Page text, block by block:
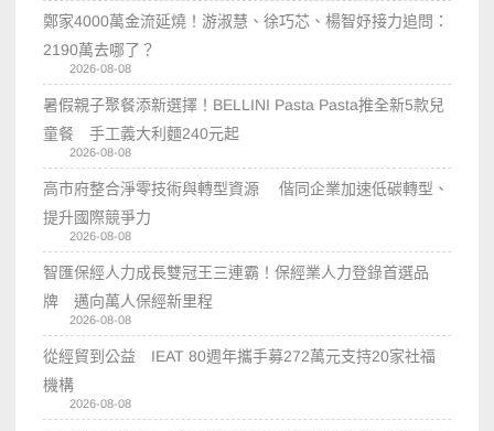
鄭家4000萬金流延燒！游淑慧、徐巧芯、楊智妤接力追問：
2190萬去哪了？
2026-08-08
暑假親子聚餐添新選擇！BELLINI Pasta Pasta推全新5款兒
童餐 手工義大利麵240元起
2026-08-08
高市府整合淨零技術與轉型資源 偕同企業加速低碳轉型、
提升國際競爭力
2026-08-08
智匯保經人力成長雙冠王三連霸！保經業人力登錄首選品
牌 邁向萬人保經新里程
2026-08-08
從經貿到公益 IEAT 80週年攜手募272萬元支持20家社福
機構
2026-08-08